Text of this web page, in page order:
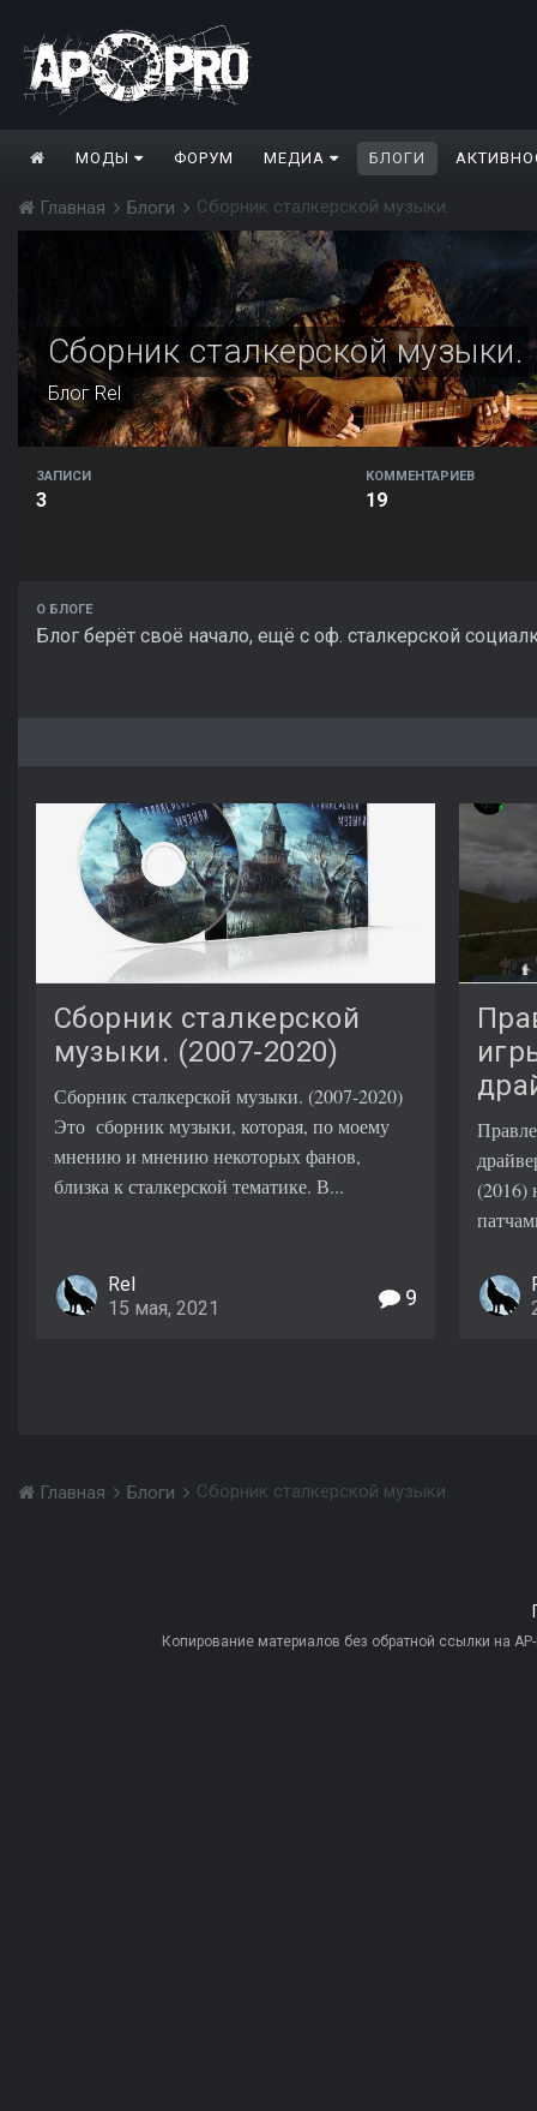
МОДЫ ФОРУМ МЕДИА БЛОГИ
Главная Блоги Сборник сталкерской музыки.
Сборник сталкерской музыки.
Блог Rel
ЗАПИСИ
3
КОММЕНТАРИЕВ
19
О БЛОГЕ
Блог берёт своё начало, ещё с оф. сталкерской
Сборник сталкерской
музыки. (2007-2020)
Сборник сталкерской музыки. (2007-2020)
Это сборник музыки, которая, по моему
мнению и мнению некоторых фанов,
близка к сталкерской тематике. В...
Rel
15 мая, 2021
9
(2016)
Главная Блоги Сборник сталкерской музыки.
Копирование материалов без обратной ссылки на